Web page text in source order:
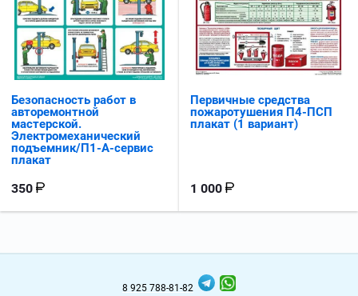
Безопасность работ в
авторемонтной
мастерской.
Электромеханический
подъемник/П1-А-сервис
плакат
350
Первичные средства
пожаротушения П4-ПСП
плакат (1 вариант)
1 000
8 925 788-81-82